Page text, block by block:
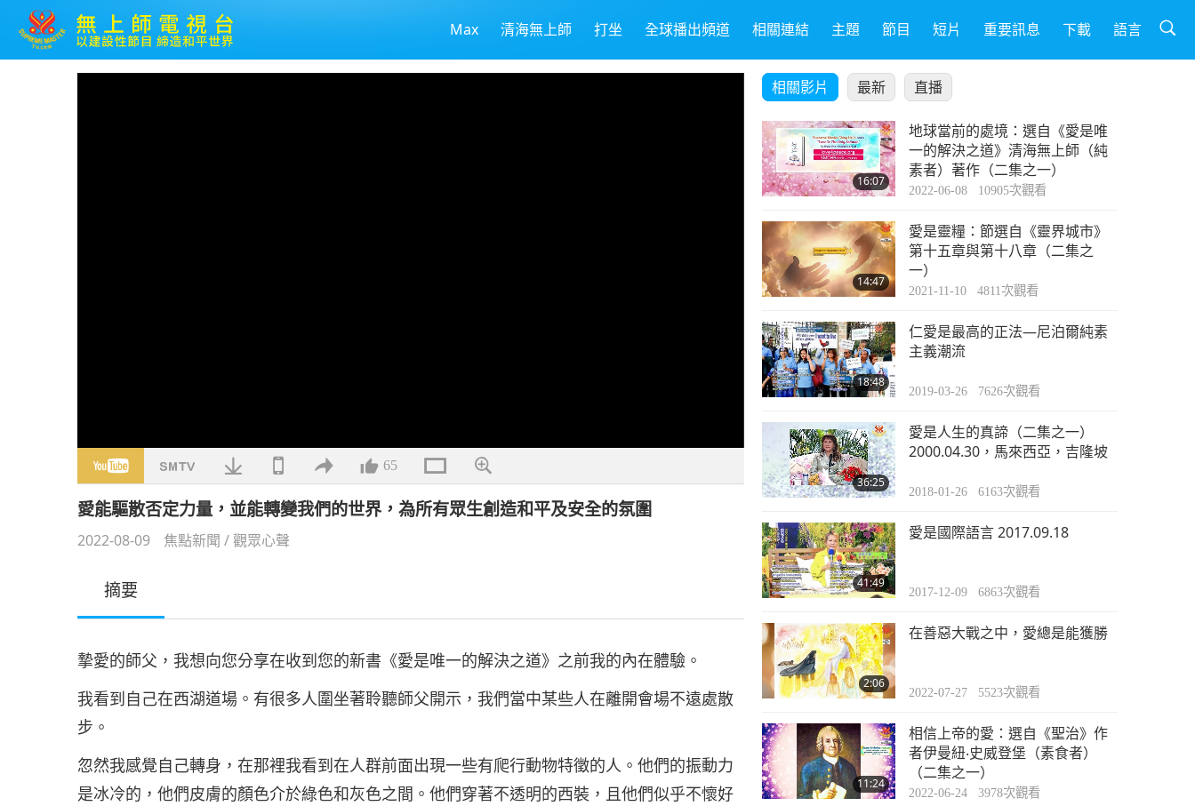
Max 清海無上師 打坐 全球播出頻道 相關連結 主題 節目 短片 重要訊息 下載 語言
65
愛能驅散否定力量，並能轉變我們的世界，為所有眾生創造和平及安全的氛圍
2022-08-09 焦點新聞 /觀眾心聲
摘要
摯愛的師父，我想向您分享在收到您的新書《愛是唯一的解決之道》之前我的內在體驗。
我看到自己在西湖道場。有很多人圍坐著聆聽師父開示，我們當中某些人在離開會場不遠處散
步。
忽然我感覺自己轉身，在那裡我看到在人群前面出現一些有爬行動物特徵的人。他們的振動力
是冰冷的，他們皮膚的顏色介於綠色和灰色之間。他們穿著不透明的西裝，且他們似乎不懷好
相關影片 最新 直播
16:07
地球當前的處境：選自《愛是唯
一的解決之道》清海無上師（純
素者）著作（二集之一）
2022-06-08 10905次觀看
14:47
愛是靈糧：節選自《靈界城市》
第十五章與第十八章（二集之
一）
2021-11-10 4811次觀看
18:48
仁愛是最高的正法—尼泊爾純素
主義潮流
2019-03-26 7626次觀看
36:25
愛是人生的真諦（二集之一）
2000.04.30，馬來西亞，吉隆坡
2018-01-26 6163次觀看
41:49
愛是國際語言 2017.09.18
2017-12-09 6863次觀看
2:06
在善惡大戰之中，愛總是能獲勝
2022-07-27 5523次觀看
11:24
相信上帝的愛：選自《聖治》作
者伊曼紐‧史威登堡（素食者）
（二集之一）
2022-06-24 3978次觀看